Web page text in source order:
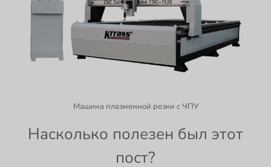
Машина плазменной резки с ЧПУ
Насколько полезен был этот
пост?